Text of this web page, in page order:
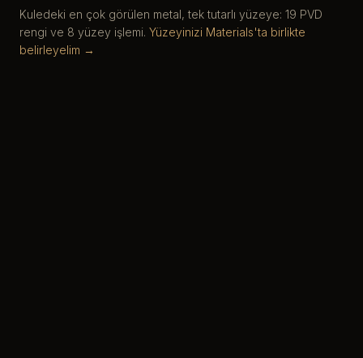
Kuledeki en çok görülen metal, tek tutarlı yüzeye: 19 PVD
rengi ve 8 yüzey işlemi. Yüzeyinizi Materials'ta birlikte
belirleyelim →